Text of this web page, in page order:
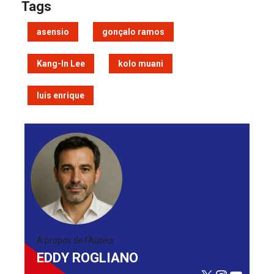
Tags
asensio gonçalo ramos
Kang-In Lee kolo muani
luis enrique
A propos de l'Auteur
EDDY ROGLIANO